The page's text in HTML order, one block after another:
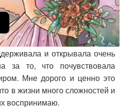
и открывала очень
за то, что почувствовала
Мне дорого и ценно это
в жизни много сложностей и
воспринимаю.